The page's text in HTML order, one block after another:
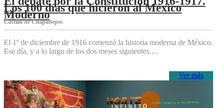
Los 100 días que hicieron al México
Moderno
Castillo de Chapultepec
El 1º de diciembre de 1916 comenzó la historia moderna de México.
Ese día, y a lo largo de los dos meses siguientes,…
Ver más